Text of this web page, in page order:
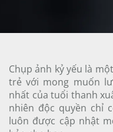
Chụp ảnh kỷ yếu là
trẻ với mong muốn
nhất của tuổi thanh
nhiên độc quyền chỉ
luôn được cập nhật